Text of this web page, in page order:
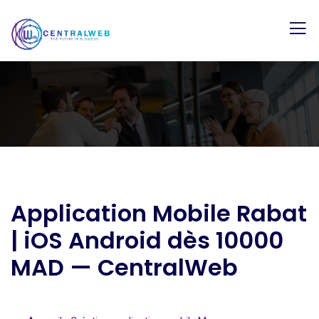
Application Mobile Rabat
| iOS Android dès 10000
MAD — CentralWeb